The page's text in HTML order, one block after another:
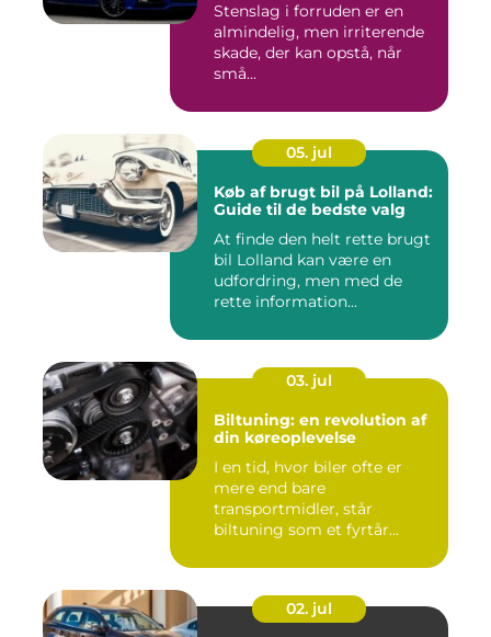
Stenslag i forruden er en
almindelig, men irriterende
skade, der kan opstå, når
små...
05. jul
Køb af brugt bil på Lolland:
Guide til de bedste valg
At finde den helt rette brugt
bil Lolland kan være en
udfordring, men med de
rette information...
03. jul
Biltuning: en revolution af
din køreoplevelse
I en tid, hvor biler ofte er
mere end bare
transportmidler, står
biltuning som et fyrtår...
02. jul